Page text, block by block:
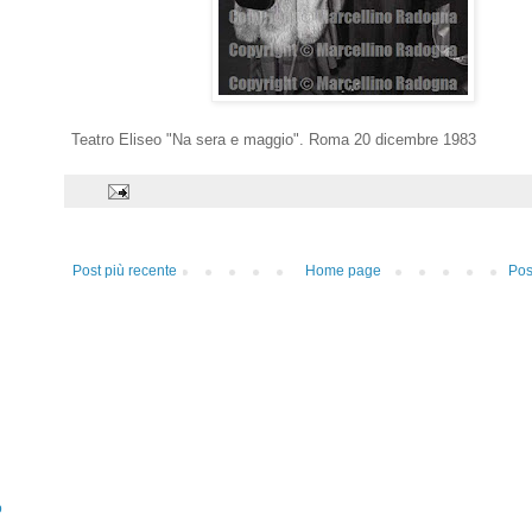
Teatro Eliseo "Na sera e maggio". Roma 20 dicembre 1983
Post più recente Home page